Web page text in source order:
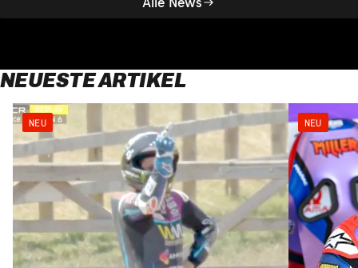
NEUESTE ARTIKEL
NEU NEU